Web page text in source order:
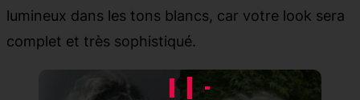
lumineux dans les tons blancs, car votre look sera
complet et très sophistiqué.